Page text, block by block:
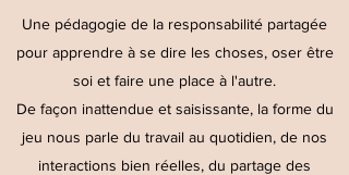
Une pédagogie de la responsabilité partagée
pour apprendre à se dire les choses, oser être
soi et faire une place à l'autre.
De façon inattendue et saisissante, la forme du
jeu nous parle du travail au quotidien, de nos
interactions bien réelles, du partage des